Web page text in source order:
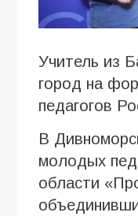
Учитель из
город на
педагогов
В
молодых
области